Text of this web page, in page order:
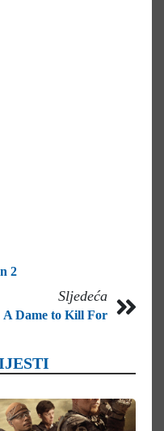
2
Sljedeća
A Dame to Kill For